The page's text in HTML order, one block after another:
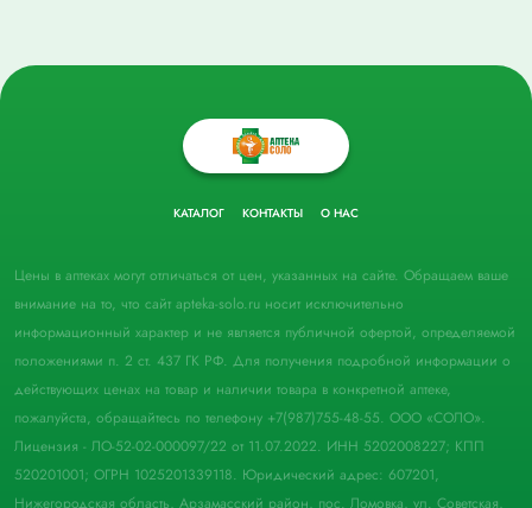
КАТАЛОГ КОНТАКТЫ О НАС
Цены в аптеках могут отличаться от цен, указанных на сайте. Обращаем ваше
внимание на то, что сайт apteka-solo.ru носит исключительно
информационный характер и не является публичной офертой, определяемой
положениями п. 2 ст. 437 ГК РФ. Для получения подробной информации о
действующих ценах на товар и наличии товара в конкретной аптеке,
пожалуйста, обращайтесь по телефону +7(987)755-48-55. ООО «СОЛО».
Лицензия - ЛО-52-02-000097/22 от 11.07.2022. ИНН 5202008227; КПП
520201001; ОГРН 1025201339118. Юридический адрес: 607201,
Нижегородская область, Арзамасский район, пос. Ломовка, ул. Советская,